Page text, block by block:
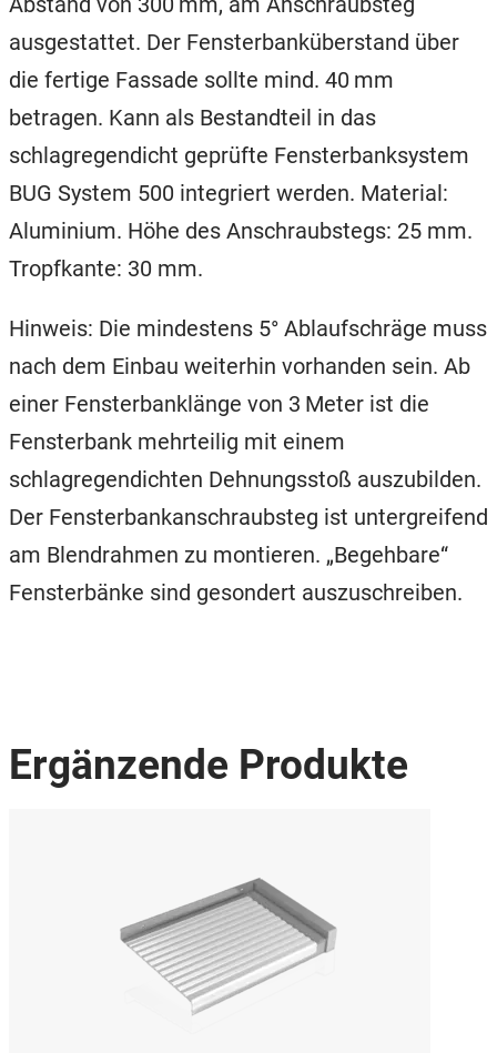
ausgestattet. Der Fensterbanküberstand über
die fertige Fassade sollte mind. 40 mm
betragen. Kann als Bestandteil in das
schlagregendicht geprüfte Fensterbanksystem
BUG System 500 integriert werden. Material:
Aluminium. Höhe des Anschraubstegs: 25 mm.
Tropfkante: 30 mm.
Hinweis: Die mindestens 5° Ablaufschräge muss
nach dem Einbau weiterhin vorhanden sein. Ab
einer Fensterbanklänge von 3 Meter ist die
Fensterbank mehrteilig mit einem
schlagregendichten Dehnungsstoß auszubilden.
Der Fensterbankanschraubsteg ist untergreifend
am Blendrahmen zu montieren. „Begehbare“
Fensterbänke sind gesondert auszuschreiben.
Ergänzende Produkte